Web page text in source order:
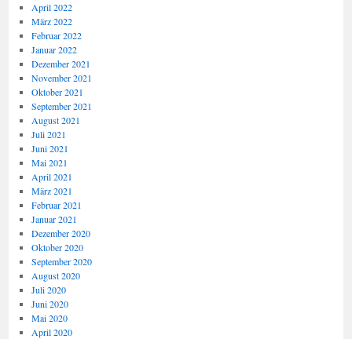
April 2022
März 2022
Februar 2022
Januar 2022
Dezember 2021
November 2021
Oktober 2021
September 2021
August 2021
Juli 2021
Juni 2021
Mai 2021
April 2021
März 2021
Februar 2021
Januar 2021
Dezember 2020
Oktober 2020
September 2020
August 2020
Juli 2020
Juni 2020
Mai 2020
April 2020